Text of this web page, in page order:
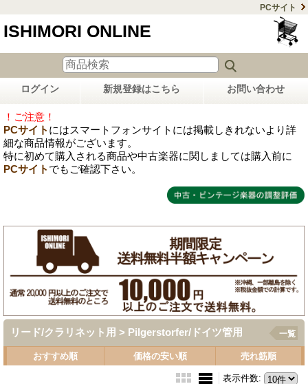
PCサイト
ISHIMORI ONLINE
ログイン 新規登録はこちら お問い合わせ
！ご注意！
PCサイト にはスマートフォンサイトには掲載しきれないより詳
細な商品情報がございます。
特に初めて購入される商品や中古楽器に関しましては購入前に
PCサイト でもご確認下さい。
リード/クラリネット用 > Pilgerstorfer/ドイツ管用 一覧
おすすめ順 価格の安い順 売れ筋順
表示件数: